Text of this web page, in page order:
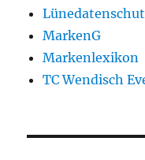
MarkenG
Markenlexikon
TC Wendisch